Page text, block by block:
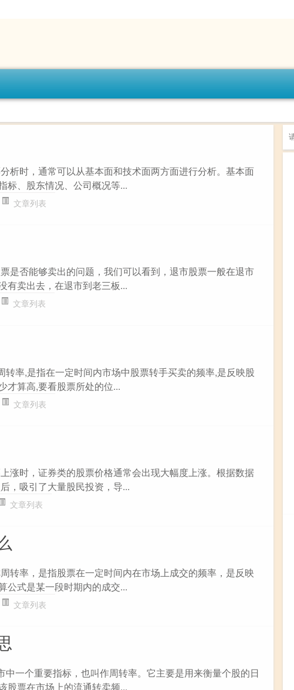
析时，通常可以从基本面和技术面两方面进行分析。基本面
标、股东情况、公司概况等...
文章列表
是否能够卖出的问题，我们可以看到，退市股票一般在退市
有卖出去，在退市到老三板...
文章列表
率,是指在一定时间内市场中股票转手买卖的频率,是反映股
才算高,要看股票所处的位...
文章列表
涨时，证券类的股票价格通常会出现大幅度上涨。根据数据
，吸引了大量股民投资，导...
文章列表
转率，是指股票在一定时间内在市场上成交的频率，是反映
公式是某一段时期内的成交...
文章列表
一个重要指标，也叫作周转率。它主要是用来衡量个股的日
股票在市场上的流通转卖频...